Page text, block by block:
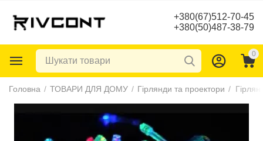
+380(67)512-70-45
+380(50)487-38-79
0
Головна / ТОВАРИ ДЛЯ ДОМУ / Гірлянди та проектори /